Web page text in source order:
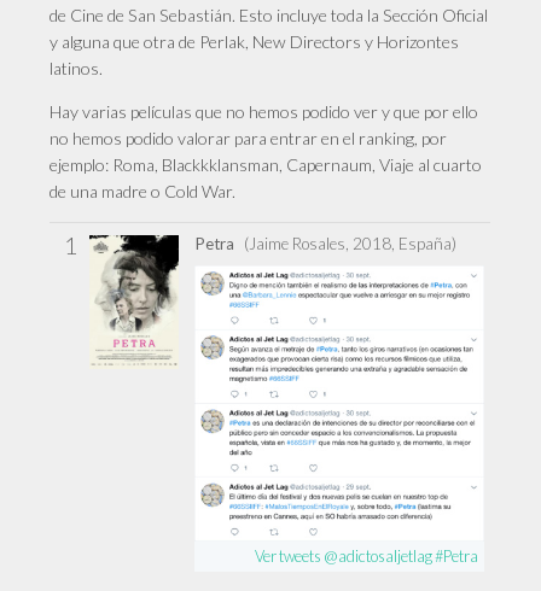
de Cine de San Sebastián. Esto incluye toda la Sección Oficial
y alguna que otra de Perlak, New Directors y Horizontes
latinos.
Hay varias películas que no hemos podido ver y que por ello
no hemos podido valorar para entrar en el ranking, por
ejemplo: Roma, Blackkklansman, Capernaum, Viaje al cuarto
de una madre o Cold War.
1 Petra (Jaime Rosales, 2018, España)
Ver tweets @adictosaljetlag #Petra